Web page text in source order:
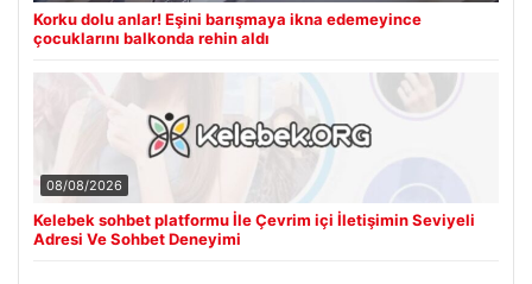
Korku dolu anlar! Eşini barışmaya ikna edemeyince
çocuklarını balkonda rehin aldı
08/08/2026
Kelebek sohbet platformu İle Çevrim içi İletişimin Seviyeli
Adresi Ve Sohbet Deneyimi